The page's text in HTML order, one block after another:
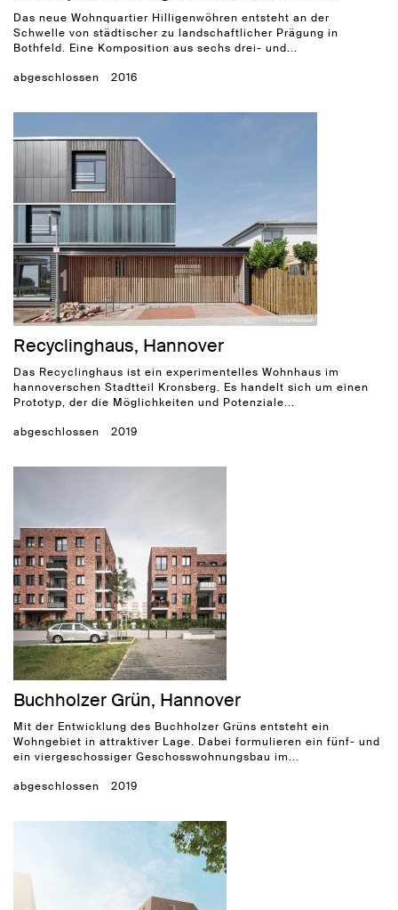
Das neue Wohnquartier Hilligenwöhren entsteht an der
Schwelle von städtischer zu landschaftlicher Prägung in
Bothfeld. Eine Komposition aus sechs drei- und...
abgeschlossen 2016
Recyclinghaus, Hannover
Das Recyclinghaus ist ein experimentelles Wohnhaus im
hannoverschen Stadtteil Kronsberg. Es handelt sich um einen
Prototyp, der die Möglichkeiten und Potenziale...
abgeschlossen 2019
Buchholzer Grün, Hannover
Mit der Entwicklung des Buchholzer Grüns entsteht ein
Wohngebiet in attraktiver Lage. Dabei formulieren ein fünf- und
ein viergeschossiger Geschosswohnungsbau im...
abgeschlossen 2019